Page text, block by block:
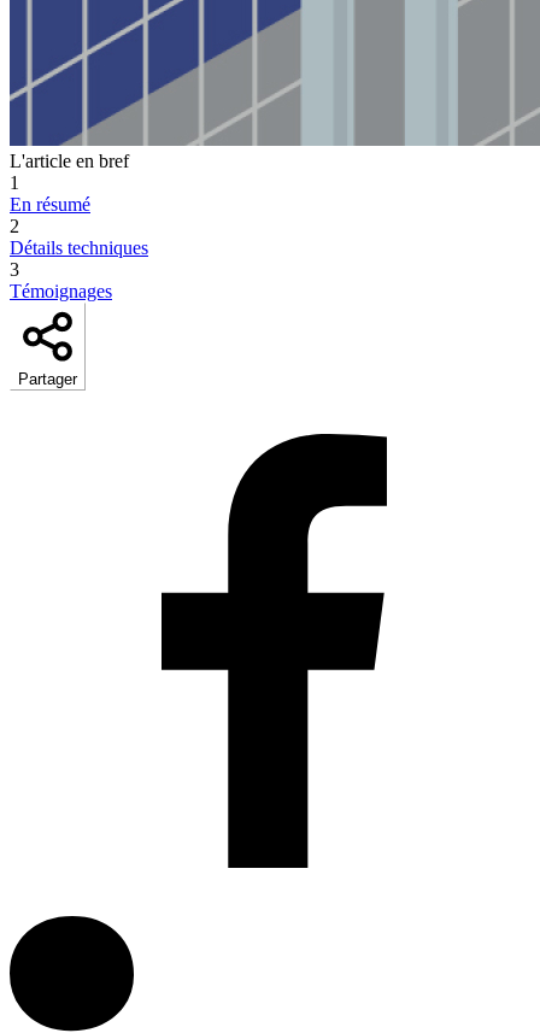
L'article en bref
1
En résumé
2
Détails techniques
3
Témoignages
Partager